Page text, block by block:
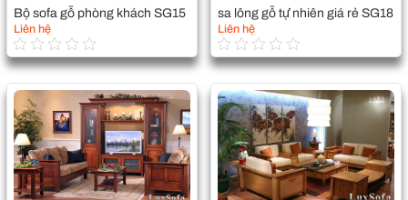
Bộ sofa gỗ phòng khách SG15
Liên hệ
sa lông gỗ tự nhiên giá rẻ SG18
Liên hệ